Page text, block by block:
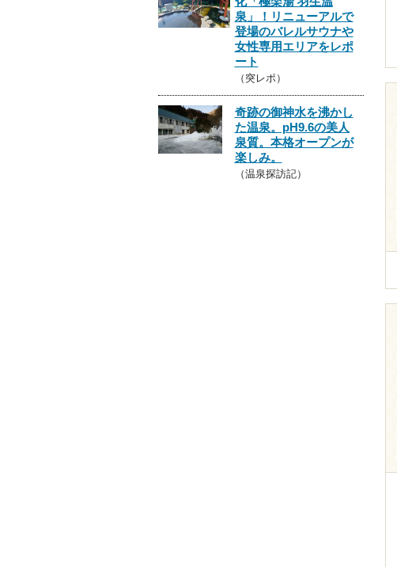
泉」！リニューアルで
登場のバレルサウナや
女性専用エリアをレポ
ート
（突レポ）
奇跡の御神水を沸かし
た温泉。pH9.6の美人
泉質。本格オープンが
楽しみ。
（温泉探訪記）